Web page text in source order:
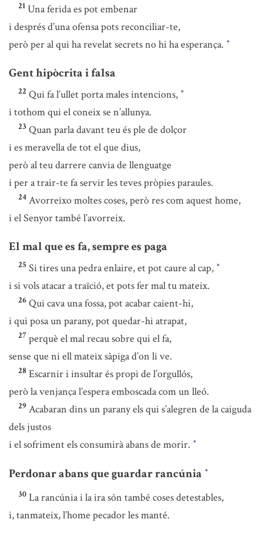
21 Una ferida es pot embenar
i després d’una ofensa pots reconciliar-te,
però per al qui ha revelat secrets no hi ha esperança. *
Gent hipòcrita i falsa
22 Qui fa l’ullet porta males intencions, *
i tothom qui el coneix se n’allunya.
23 Quan parla davant teu és ple de dolçor
i es meravella de tot el que dius,
però al teu darrere canvia de llenguatge
i per a trair-te fa servir les teves pròpies paraules.
24 Avorreixo moltes coses, però res com aquest home,
i el Senyor també l’avorreix.
El mal que es fa, sempre es paga
25 Si tires una pedra enlaire, et pot caure al cap, *
i si vols atacar a traïció, et pots fer mal tu mateix.
26 Qui cava una fossa, pot acabar caient-hi,
i qui posa un parany, pot quedar-hi atrapat,
27 perquè el mal recau sobre qui el fa,
sense que ni ell mateix sàpiga d’on li ve.
28 Escarnir i insultar és propi de l’orgullós,
però la venjança l’espera emboscada com un lleó.
29 Acabaran dins un parany els qui s’alegren de la caiguda
dels justos
i el sofriment els consumirà abans de morir. *
Perdonar abans que guardar rancúnia *
30 La rancúnia i la ira són també coses detestables,
i, tanmateix, l’home pecador les manté.